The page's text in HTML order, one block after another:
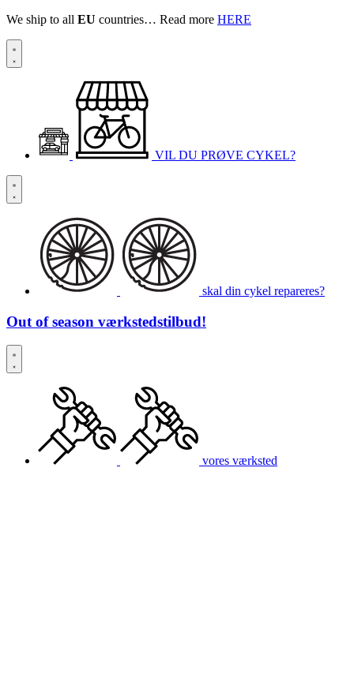
We ship to all EU countries… Read more HERE
VIL DU PRØVE CYKEL?
skal din cykel repareres?
Out of season værkstedstilbud!
vores værksted